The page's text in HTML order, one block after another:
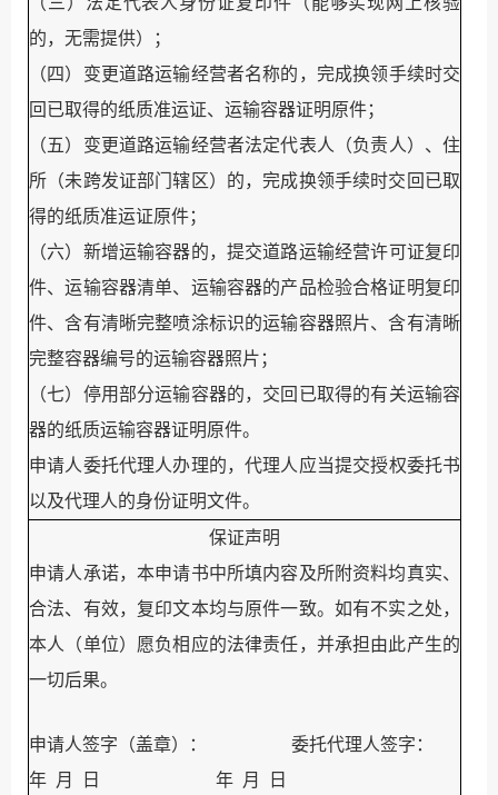
的， 无需提供）；
（四）变更道路运输经营者名称的 ， 完成换领手续时交
回已取得的纸质准运证、运输容器证明原件；
（五）变更道路运输经营者法定代表人（负责人）、住
所（未跨发证部门辖区）的， 完成换领手续时交回已取
得的纸质准运证原件；
（六）新增运输容器的， 提交道路运输经营许可证复印
件、运输容器清单、运输容器的产品检验合格证明复印
件、含有清晰完整喷涂标识的运输容器照片、含有清晰
完整容器编号的运输容器照片；
（七）停用部分运输容器的， 交回已取得的有关运输容
器的纸质运输容器证明原件。
申请人委托代理人办理的，代理人应当提交授权委托书
以及代理人的身份证明文件。
保证声明
申请人承诺，本申请书中所填内容及所附资料均真实、
合法、有效，复印文本均与原件一致。如有不实之处，
本人（单位）愿负相应的法律责任，并承担由此产生的
一切后果。
申请人签字（盖章）：
委托代理人签字：
年 月 日 年 月 日